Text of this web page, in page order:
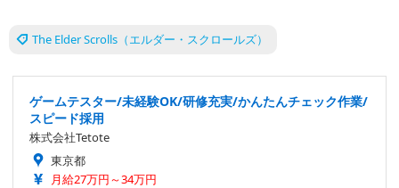
The Elder Scrolls（エルダー・スクロールズ）
ゲームテスター/未経験OK/研修充実/かんたんチェック作業/
スピード採用
株式会社Tetote
東京都
月給27万円～34万円